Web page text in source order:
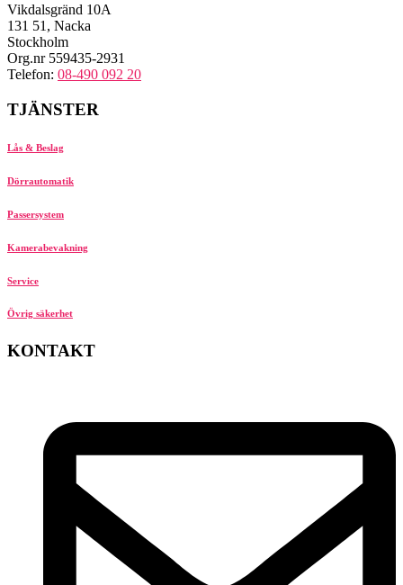
Vikdalsgränd 10A
131 51, Nacka
Stockholm
Org.nr 559435-2931
Telefon: 08-490 092 20
TJÄNSTER
Lås & Beslag
Dörrautomatik
Passersystem
Kamerabevakning
Service
Övrig säkerhet
KONTAKT